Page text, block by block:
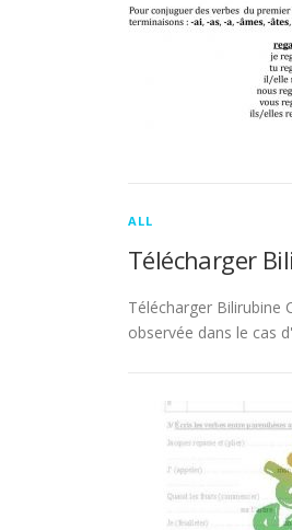
ALL
Télécharger
Télécharger Bilirubine
observée dans le cas